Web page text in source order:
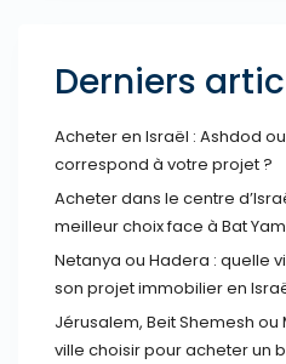
Derniers
Acheter en Israël : Ashdod
correspond à votre projet ?
Acheter dans le centre
meilleur choix face à Bat
Netanya ou Hadera : quelle
son projet immobilier en
Jérusalem, Beit Shemesh
ville choisir pour acheter un